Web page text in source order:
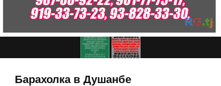
Барахолка в Душанбе